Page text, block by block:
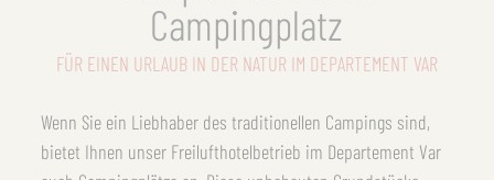
Campingplatz
FÜR EINEN URLAUB IN DER NATUR IM DEPARTEMENT VAR
Wenn Sie ein Liebhaber des traditionellen Campings sind,
bietet Ihnen unser Freilufthotelbetrieb im Departement Var